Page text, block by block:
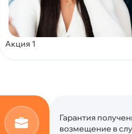
Акция 1
Гарантия
возмещение в